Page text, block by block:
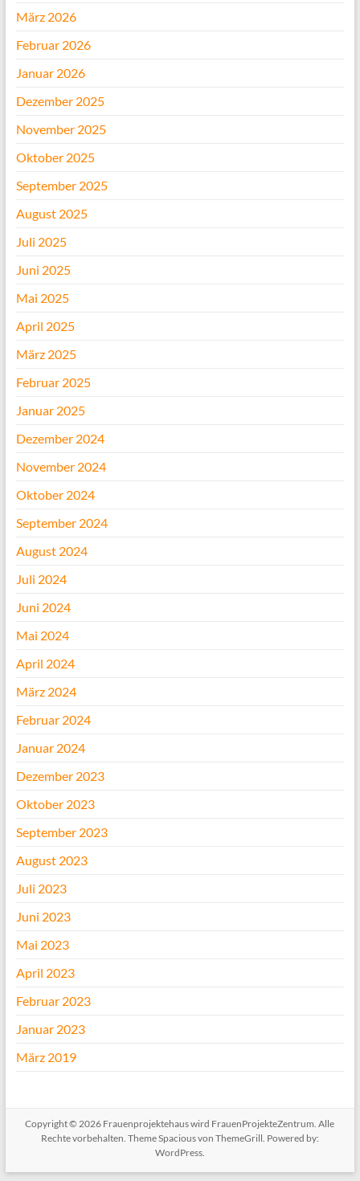
März 2026
Februar 2026
Januar 2026
Dezember 2025
November 2025
Oktober 2025
September 2025
August 2025
Juli 2025
Juni 2025
Mai 2025
April 2025
März 2025
Februar 2025
Januar 2025
Dezember 2024
November 2024
Oktober 2024
September 2024
August 2024
Juli 2024
Juni 2024
Mai 2024
April 2024
März 2024
Februar 2024
Januar 2024
Dezember 2023
Oktober 2023
September 2023
August 2023
Juli 2023
Juni 2023
Mai 2023
April 2023
Februar 2023
Januar 2023
März 2019
Copyright © 2026 Frauenprojektehaus wird FrauenProjekteZentrum . Alle
Rechte vorbehalten. ThemeSpaciousvon ThemeGrill. Powered by:
WordPress.